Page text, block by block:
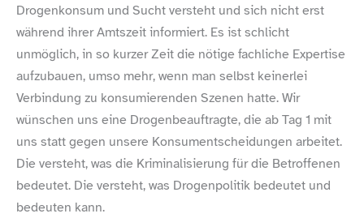
Drogenkonsum und Sucht versteht und sich nicht erst
während ihrer Amtszeit informiert. Es ist schlicht
unmöglich, in so kurzer Zeit die nötige fachliche Expertise
aufzubauen, umso mehr, wenn man selbst keinerlei
Verbindung zu konsumierenden Szenen hatte. Wir
wünschen uns eine Drogenbeauftragte, die ab Tag 1 mit
uns statt gegen unsere Konsumentscheidungen arbeitet.
Die versteht, was die Kriminalisierung für die Betroffenen
bedeutet. Die versteht, was Drogenpolitik bedeutet und
bedeuten kann.